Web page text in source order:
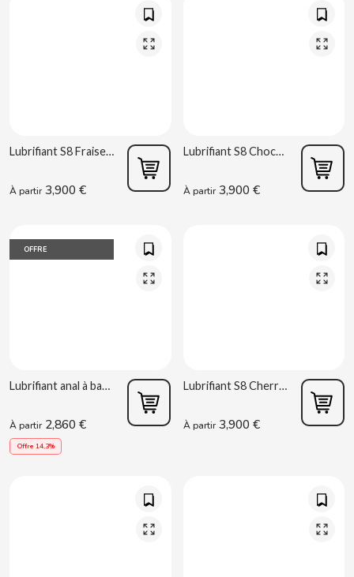
CAMPOFRIO
CANDELAS
CAPRIMO
CHEETOS
CHOCOLATES VALOR
Lubrifiant S8 Fraise 50ml
À partir3,900 €
Lubrifiant S8 Chocolat 50ml
À partir3,900 €
OFFRE
Lubrifiant anal à base d’eau 100ml Toy Joy
À partir2,860 €
Offre 14,3%
Lubrifiant S8 Cherry 50ml
À partir3,900 €